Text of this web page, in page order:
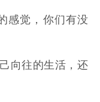
感觉，你们有没
向往的生活，还